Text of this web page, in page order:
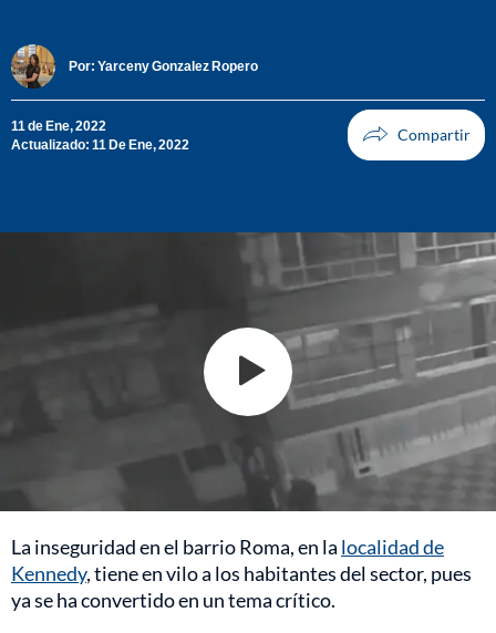
Por: Yarceny Gonzalez Ropero
11 de Ene, 2022
Actualizado: 11 De Ene, 2022
La inseguridad en el barrio Roma, en la localidad de
Kennedy, tiene en vilo a los habitantes del sector, pues
ya se ha convertido en un tema crítico.